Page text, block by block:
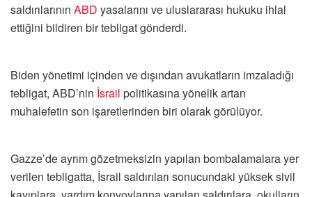
saldırılarının ABD yasalarını ve uluslararası hukuku ihlal
ettiğini bildiren bir tebligat gönderdi.
Biden yönetimi içinden ve dışından avukatların imzaladığı
tebligat, ABD’nin İsrail politikasına yönelik artan
muhalefetin son işaretlerinden biri olarak görülüyor.
Gazze’de ayrım gözetmeksizin yapılan bombalamalara yer
verilen tebligatta, İsrail saldırıları sonucundaki yüksek sivil